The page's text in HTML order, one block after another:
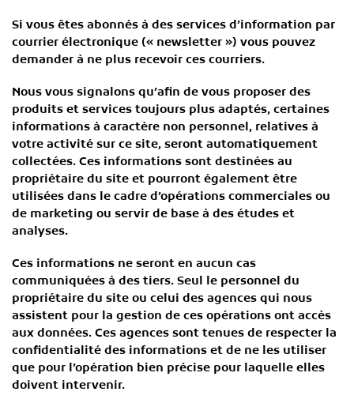
Si vous êtes abonnés à des services d’information par
courrier électronique (« newsletter ») vous pouvez
demander à ne plus recevoir ces courriers.
Nous vous signalons qu’afin de vous proposer des
produits et services toujours plus adaptés, certaines
informations à caractère non personnel, relatives à
votre activité sur ce site, seront automatiquement
collectées. Ces informations sont destinées au
propriétaire du site et pourront également être
utilisées dans le cadre d’opérations commerciales ou
de marketing ou servir de base à des études et
analyses.
Ces informations ne seront en aucun cas
communiquées à des tiers. Seul le personnel du
propriétaire du site ou celui des agences qui nous
assistent pour la gestion de ces opérations ont accès
aux données. Ces agences sont tenues de respecter la
confidentialité des informations et de ne les utiliser
que pour l’opération bien précise pour laquelle elles
doivent intervenir.